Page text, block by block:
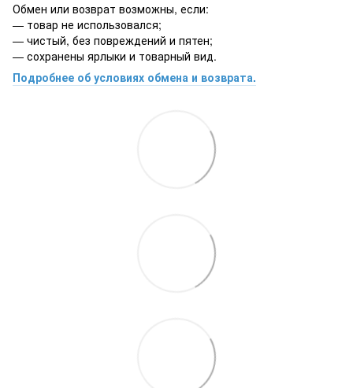
Обмен или возврат возможны, если:
— товар не использовался;
— чистый, без повреждений и пятен;
— сохранены ярлыки и товарный вид.
Подробнее об условиях обмена и возврата.